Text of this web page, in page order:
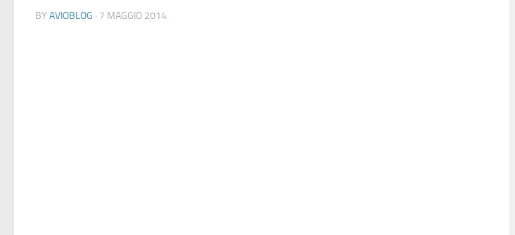
BY AVIOBLOG · 7 MAGGIO 2014